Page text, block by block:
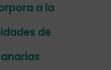
a la
de